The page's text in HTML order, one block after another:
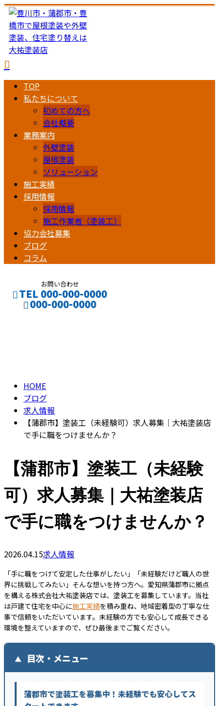
TOP
私たちについて
初めての方へ
会社概要
業務案内
外壁塗装
屋根塗装
ソリューション
施工実績
採用情報
採用情報
施工作業者（塗装工）
協力会社募集
ブログ
コラム
お問い合わせ
TEL 000-000-0000
000-000-0000
HOME
ブログ
求人情報
【蒲郡市】塗装工（未経験可）求人募集｜大祐塗装店
で手に職をつけませんか？
【蒲郡市】塗装工（未経験
可）求人募集｜大祐塗装店
で手に職をつけませんか？
2026.04.15求人情報
「手に職をつけて安定した仕事がしたい」「未経験だけど職人の世
界に挑戦してみたい」そんな想いを持つ方へ。愛知県蒲郡市に拠点
を構える株式会社大祐塗装店では、塗装工を募集しています。当社
は戸建て住宅を中心に施工実績を積み重ね、地域密着型の丁寧な仕
事で信頼をいただいています。未経験の方でも安心して成長できる
環境を整えていますので、ぜひ最後までご覧ください。
目次・メニュー
蒲郡市で塗装工を募集中！未経験でも安心してス